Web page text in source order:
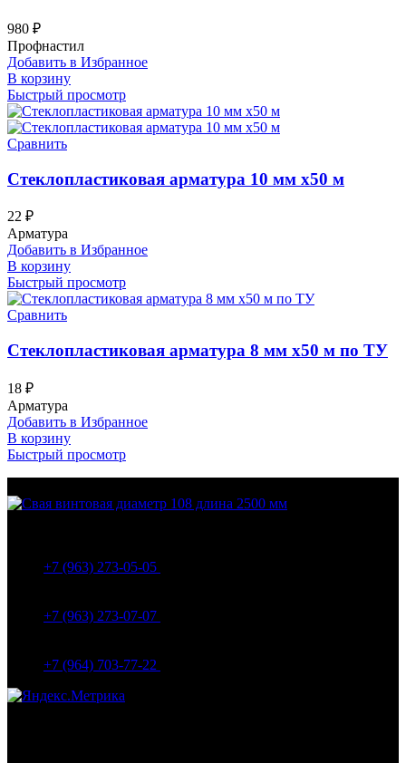
980 ₽
Профнастил
Добавить в Избранное
В корзину
Быстрый просмотр
Сравнить
Стеклопластиковая арматура 10 мм х50 м
22 ₽
Арматура
Добавить в Избранное
В корзину
Быстрый просмотр
Сравнить
Стеклопластиковая арматура 8 мм х50 м по ТУ
18 ₽
Арматура
Добавить в Избранное
В корзину
Быстрый просмотр
+7 (963) 273-05-05
+7 (963) 273-07-07
+7 (964) 703-77-22